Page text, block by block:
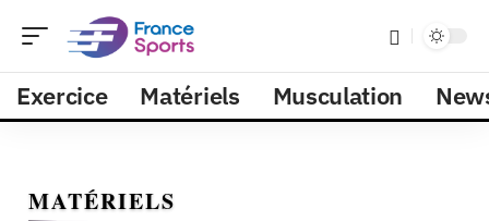
Exercice Matériels Musculation
MATÉRIELS